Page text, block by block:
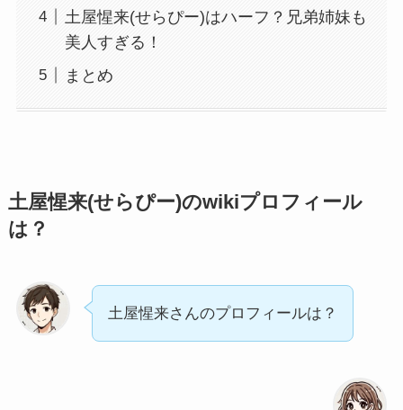
土屋惺来(せらぴー)はハーフ？兄弟姉妹も
美人すぎる！
まとめ
土屋惺来(せらぴー)のwikiプロフィール
は？
土屋惺来さんのプロフィールは？